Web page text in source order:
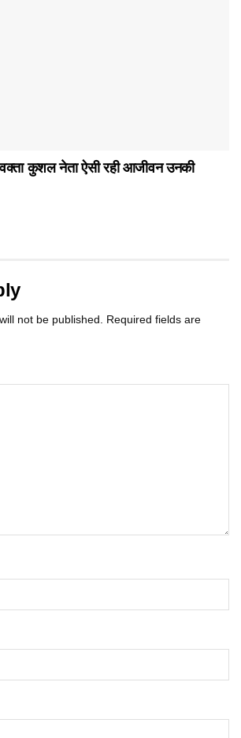
कुशल नेता ऐसी रही आजीवन उनकी
not be published. Required fields are